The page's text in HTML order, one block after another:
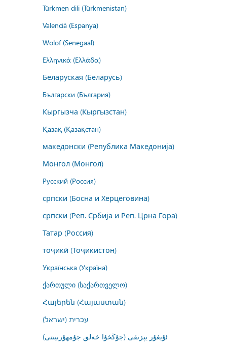
Türkmen dili (Türkmenistan)
Valencià (Espanya)
Wolof (Senegaal)
Ελληνικά (Ελλάδα)
Беларуская (Беларусь)
Български (България)
Кыргызча (Кыргызстан)
Қазақ (Қазақстан)
македонски (Република Македонија)
Монгол (Монгол)
Русский (Россия)
српски (Босна и Херцеговина)
српски (Реп. Србија и Реп. Црна Гора)
Татар (Россия)
тоҷикӣ (Тоҷикистон)
Українська (Україна)
ქართული (საქართველო)
Հայերեն (Հայաստան)
עברית (ישראל)
ئۇيغۇر يېزىقى (جۇڭخۇا خەلق جۇمھۇرىيىتى)